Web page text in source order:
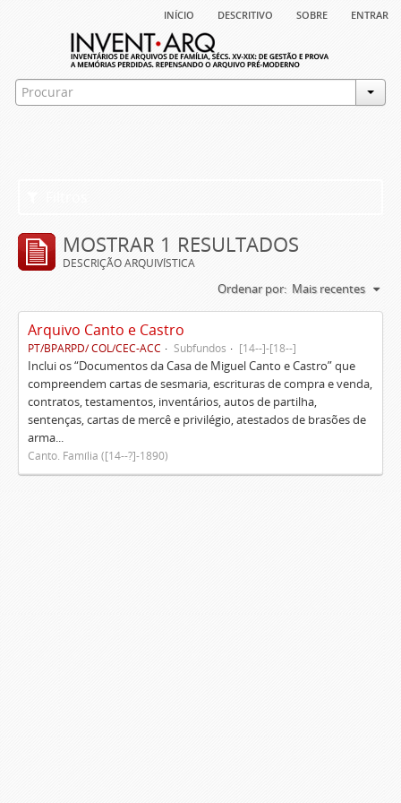
início descritivo sobre entrar
MOSTRAR 1 RESULTADOS
DESCRIÇÃO ARQUIVÍSTICA
Ordenar por: Mais recentes
Arquivo Canto e Castro
PT/BPARPD/ COL/CEC-ACC Subfundos [14--]-[18--]
Inclui os “Documentos da Casa de Miguel Canto e Castro” que
compreendem cartas de sesmaria, escrituras de compra e venda,
contratos, testamentos, inventários, autos de partilha,
sentenças, cartas de mercê e privilégio, atestados de brasões de
arma...
Canto. Família ([14--?]-1890)